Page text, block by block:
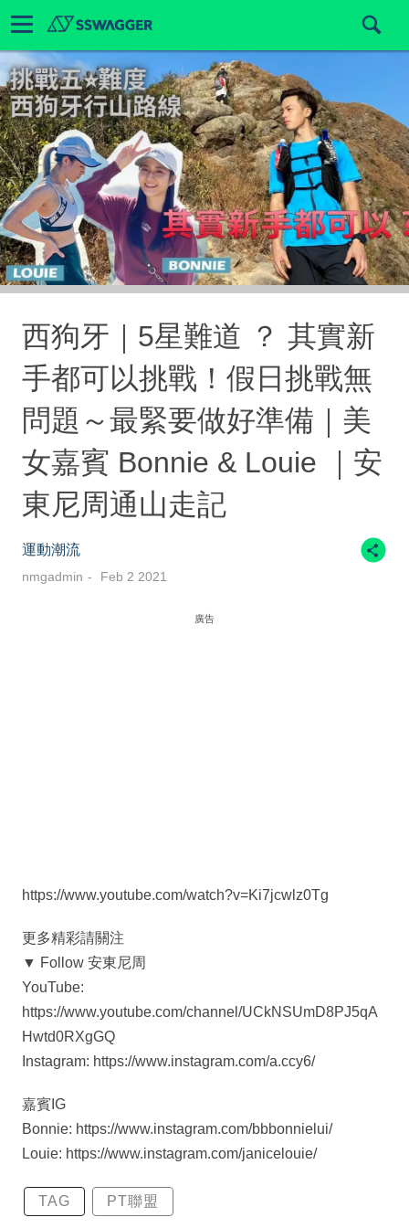
西狗牙｜5星難道 ？ 其實新
手都可以挑戰！假日挑戰無
問題～最緊要做好準備｜美
女嘉賓 Bonnie & Louie ｜安
東尼周通山走記
運動潮流
nmgadmin Feb 2 2021
廣告
https://www.youtube.com/watch?v=Ki7jcwlz0Tg
更多精彩請關注
▼ Follow 安東尼周
YouTube:
https://www.youtube.com/channel/UCkNSUmD8PJ5qA
Hwtd0RXgGQ
Instagram: https://www.instagram.com/a.ccy6/​
嘉賓IG
Bonnie: https://www.instagram.com/bbbonnielui/
Louie: https://www.instagram.com/janicelouie/
TAG PT聯盟